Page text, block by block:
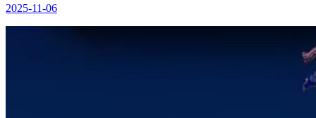
2025-11-06